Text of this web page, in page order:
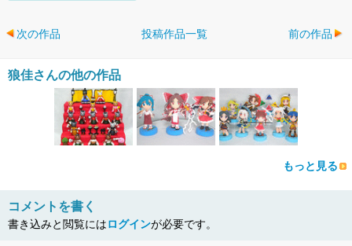
次の作品 投稿作品一覧 前の作品
狼佳さんの他の作品
もっと見る
コメントを書く
書き込みと閲覧にはログインが必要です。